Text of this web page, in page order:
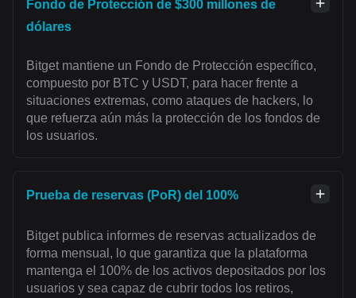
Fondo de Protección de $300 millones de
dólares
Bitget mantiene un Fondo de Protección específico,
compuesto por BTC y USDT, para hacer frente a
situaciones extremas, como ataques de hackers, lo
que refuerza aún más la protección de los fondos de
los usuarios.
Prueba de reservas (PoR) del 100%
Bitget publica informes de reservas actualizados de
forma mensual, lo que garantiza que la plataforma
mantenga el 100% de los activos depositados por los
usuarios y sea capaz de cubrir todos los retiros,